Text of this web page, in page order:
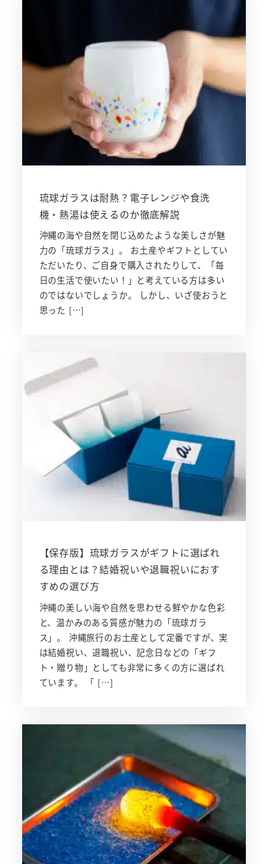
琉球ガラスは耐熱？電子レンジや食洗
機・熱湯は使えるのか徹底解説
沖縄の海や自然を閉じ込めたような美しさが魅
力の「琉球ガラス」。 お土産やギフトとしてい
ただいたり、ご自身で購入されたりして、「毎
日の生活で使いたい！」と考えている方は多い
のではないでしょうか。 しかし、いざ使おうと
思った […]
【保存版】琉球ガラスがギフトに選ばれ
る理由とは？結婚祝いや退職祝いにおす
すめの選び方
沖縄の美しい海や自然を思わせる鮮やかな色彩
と、温かみのある質感が魅力の「琉球ガラ
ス」。 沖縄旅行のお土産として定番ですが、実
は結婚祝い、退職祝い、記念日などの「ギフ
ト・贈り物」としても非常に多くの方に選ばれ
ています。 「 […]